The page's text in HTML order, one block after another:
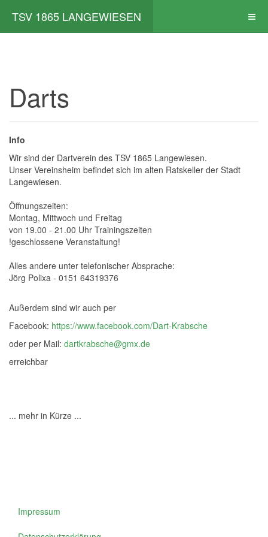
TSV 1865 LANGEWIESEN
Darts
Info
Wir sind der Dartverein des TSV 1865 Langewiesen.
Unser Vereinsheim befindet sich im alten Ratskeller der Stadt
Langewiesen.
Öffnungszeiten:
Montag, Mittwoch und Freitag
von 19.00 - 21.00 Uhr Trainingszeiten
!geschlossene Veranstaltung!
Alles andere unter telefonischer Absprache:
Jörg Polixa - 0151 64319376
Außerdem sind wir auch per
Facebook: https://www.facebook.com/Dart-Krabsche
oder per Mail: dartkrabsche@gmx.de
erreichbar
... mehr in Kürze ...
Impressum